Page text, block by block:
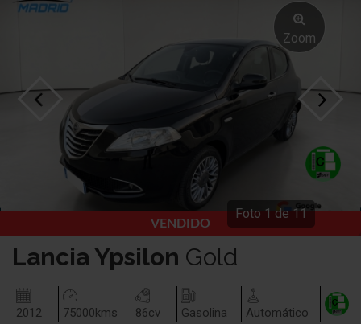
Zoom
VENDIDO
Foto 1 de11
Lancia Ypsilon Gold
2012 75000kms 86cv Gasolina Automático